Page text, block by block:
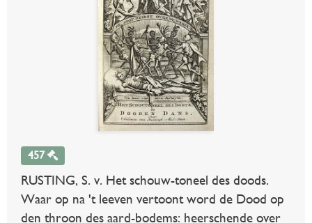
457
RUSTING, S. v. Het schouw-toneel des doods.
Waar op na 't leeven vertoont word de Dood op
den throon des aard-bodems: heerschende over